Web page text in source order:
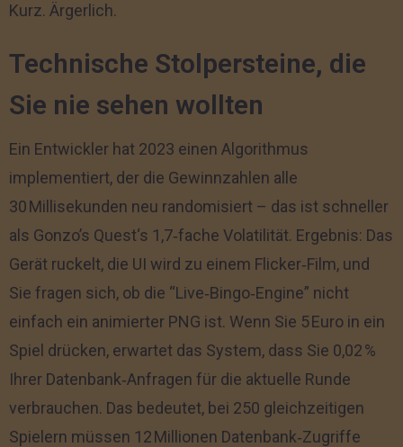
Kurz. Ärgerlich.
Technische Stolpersteine, die
Sie nie sehen wollten
Ein Entwickler hat 2023 einen Algorithmus
implementiert, der die Gewinnzahlen alle
30 Millisekunden neu randomisiert – das ist schneller
als Gonzo’s Quest‘s 1,7‑fache Volatilität. Ergebnis: Das
Gerät ruckelt, die UI wird zu einem Flicker‑Film, und
Sie fragen sich, ob die “Live‑Bingo‑Engine” nicht
einfach ein animierter PNG ist. Wenn Sie 5 Euro in ein
Spiel drücken, erwartet das System, dass Sie 0,02 %
Ihrer Datenbank‑Anfragen für die aktuelle Runde
verbrauchen. Das bedeutet, bei 250 gleichzeitigen
Spielern müssen 12 Millionen Datenbank‑Zugriffe